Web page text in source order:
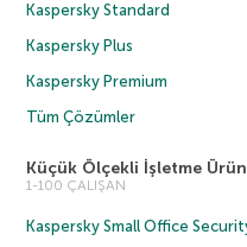
Kaspersky Standard
Kaspersky Plus
Kaspersky Premium
Tüm Çözümler
Küçük Ölçekli İşletme
1-100 ÇALIŞAN
Kaspersky Small Office